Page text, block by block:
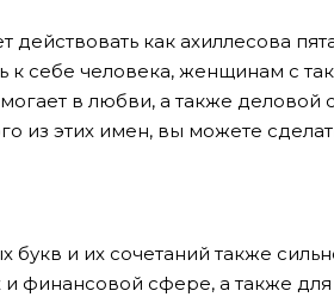
как ахиллесова
к себе человека, женщинам с
в любви, а также деловой
из этих имен, вы можете
и их сочетаний также
финансовой сфере, а также